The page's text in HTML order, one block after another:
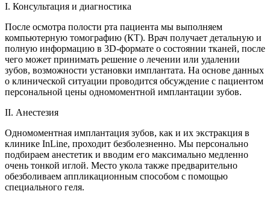
I. Консультация и диагностика
После осмотра полости рта пациента мы выполняем
компьютерную томографию (КТ). Врач получает детальную и
полную информацию в 3D-формате о состоянии тканей, после
чего может принимать решение о лечении или удалении
зубов, возможности установки имплантата. На основе данных
о клинической ситуации проводится обсуждение с пациентом
персональной цены одномоментной имплантации зубов.
II. Анестезия
Одномоментная имплантация зубов, как и их экстракция в
клинике InLine, проходит безболезненно. Мы персонально
подбираем анестетик и вводим его максимально медленно
очень тонкой иглой. Место укола также предварительно
обезболиваем аппликационным способом с помощью
специального геля.